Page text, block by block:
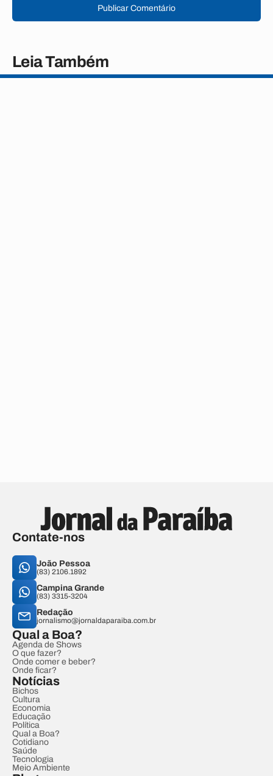
Publicar Comentário
Leia Também
Contate-nos
João Pessoa
(83) 2106.1892
Campina Grande
(83) 3315-3204
Redação
jornalismo@jornaldaparaiba.com.br
Qual a Boa?
Agenda de Shows
O que fazer?
Onde comer e beber?
Onde ficar?
Notícias
Bichos
Cultura
Economia
Educação
Política
Qual a Boa?
Cotidiano
Saúde
Tecnologia
Meio Ambiente